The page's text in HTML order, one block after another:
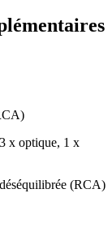
x optique, 1 x
(RCA)